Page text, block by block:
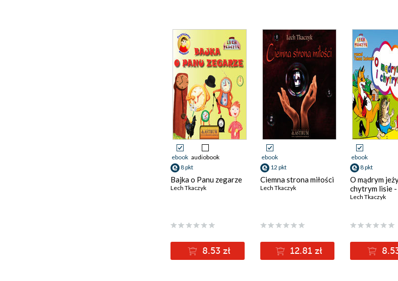
ebook audiobook
8 pkt
Bajka o Panu zegarze
Lech Tkaczyk
8.53 zł
ebook
12 pkt
Ciemna strona miłości
Lech Tkaczyk
12.81 zł
ebook
8 pkt
O mądrym
chytrym lisie -
Lech Tkaczyk